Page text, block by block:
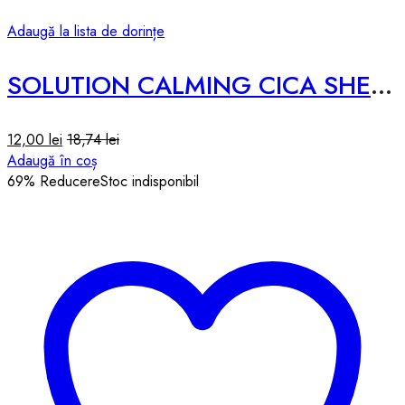
Adaugă la lista de dorințe
SOLUTION CALMING CICA SHEET MASK – 25ml
12,00 lei 18,74lei
Adaugă în coș
69% ReducereStoc indisponibil